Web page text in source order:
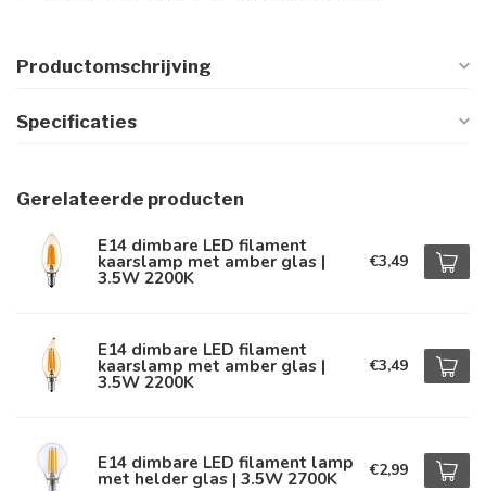
Productomschrijving
Specificaties
Gerelateerde producten
E14 dimbare LED filament
kaarslamp met amber glas |
3.5W 2200K
€3,49
E14 dimbare LED filament
kaarslamp met amber glas |
3.5W 2200K
€3,49
E14 dimbare LED filament lamp
met helder glas | 3.5W 2700K €2,99